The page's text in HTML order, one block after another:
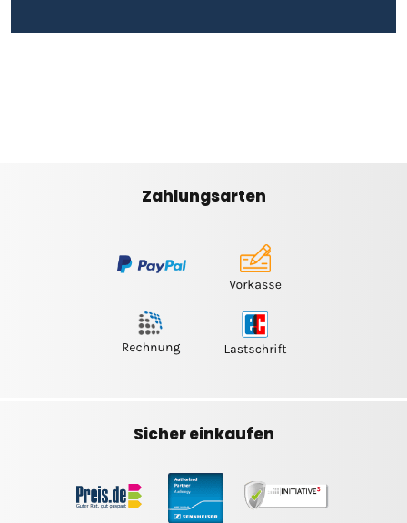
Zahlungsarten
Sicher einkaufen